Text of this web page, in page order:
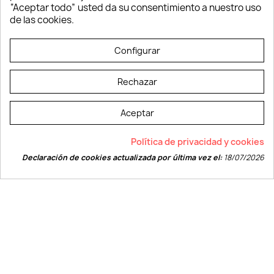
Vestuario laboral
© LEVELPRINT - 2026
La página dispone de código accesible según las normas dictadas por la
W3C
“Aceptar todo” usted da su consentimiento a nuestro uso
de las cookies.
Configurar
Rechazar
Aceptar
Política de privacidad y cookies
Declaración de cookies actualizada por última vez el:18/07/2026